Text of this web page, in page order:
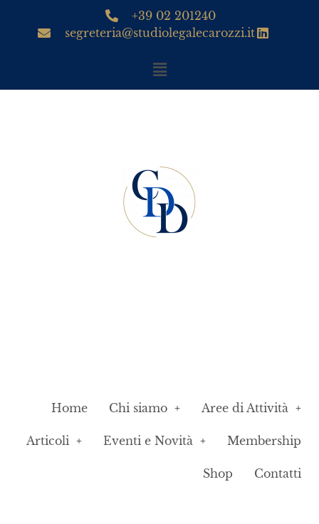
+39 02 201240
segreteria@studiolegalecarozzi.it
Home Chi siamo Aree di Attività
Articoli Eventi e Novità Membership
Shop Contatti